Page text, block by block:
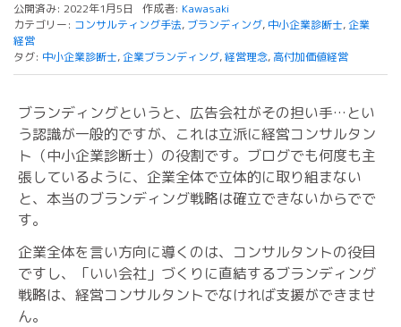
公開済み: 2022年1月5日 作成者: Kawasaki
カテゴリー: コンサルティング手法, ブランディング, 中小企業診断士,企業
経営
タグ: 中小企業診断士,企業ブランディング,経営理念, 高付加価値経営
ブランディングというと、広告会社がその担い手…とい
う認識が一般的ですが、これは立派に経営コンサルタン
ト（中小企業診断士）の役割です。ブログでも何度も主
張しているように、企業全体で立体的に取り組まない
と、本当のブランディング戦略は確立できないからでで
す。
企業全体を言い方向に導くのは、コンサルタントの役目
ですし、「いい会社」づくりに直結するブランディング
戦略は、経営コンサルタントでなければ支援ができませ
ん。